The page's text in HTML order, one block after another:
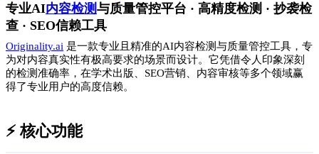
专业AI内容检测与质量管控平台 · 高精度检测 · 抄袭检
查 · SEO信赖工具
Originality.ai 是一款专业且精准的AI内容检测与质量管控工具，专
为对内容真实性有极高要求的场景而设计。它凭借令人印象深刻
的检测准确率，在学术出版、SEO营销、内容审核等多个领域赢
得了专业用户的高度信赖。
⚡ 核心功能